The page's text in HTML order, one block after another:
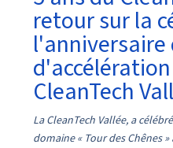
retour sur la
CleanTech
La CleanTech Vallée, a
domaine « Tour des Chênes